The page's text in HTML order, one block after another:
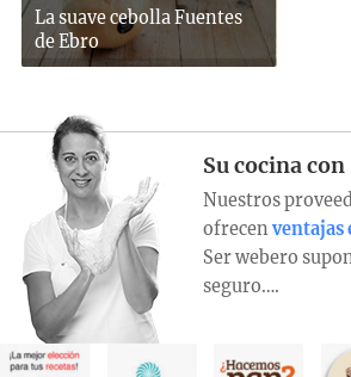
La suave cebolla Fuentes
de Ebro
Su cocina con
Nuestros
ofrecen ventajas
Ser webero
seguro….